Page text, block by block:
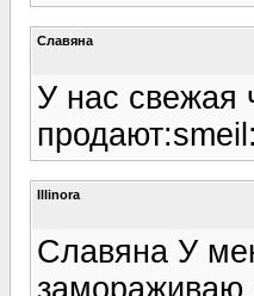
Славяна
У нас свежая
Illinora
Славяна У
замораживаю